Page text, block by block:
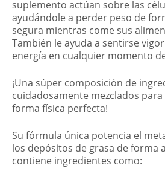
suplemento actúan sobre las
ayudándole a perder peso de
segura mientras come sus
También le ayuda a sentirse
energía en cualquier momento
¡Una súper composición de
cuidadosamente mezclados
forma física perfecta!
Su fórmula única potencia el
los depósitos de grasa de forma
contiene ingredientes como: